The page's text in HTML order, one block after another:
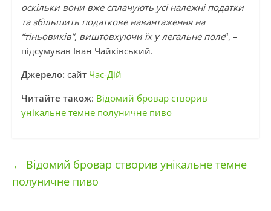
оскільки вони вже сплачують усі належні податки
та збільшить податкове навантаження на
“тіньовиків”, виштовхуючи їх у легальне поле“, –
підсумував Іван Чайківський.
Джерело: сайт Час-Дій
Читайте також: Відомий бровар створив
унікальне темне полуничне пиво
← Відомий бровар створив унікальне темне
полуничне пиво